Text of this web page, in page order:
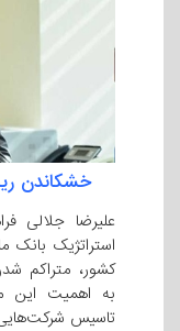
خشکاندن
علیرضا جلالی
استراتژیک
کشور، متراکم
به اهمیت این
تاسیس شرکت­‌هایی